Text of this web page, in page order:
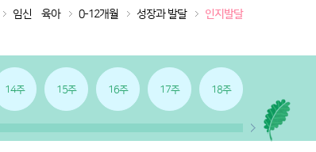
8 치즈
10
앱솔루트 샘플신청
임신•육아 0-12개월 성장과 발달 인지발달
14주 15주 16주 17주 18주